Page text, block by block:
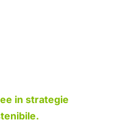
in strategie